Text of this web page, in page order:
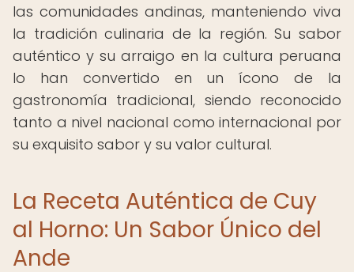
las comunidades andinas, manteniendo viva
la tradición culinaria de la región. Su sabor
auténtico y su arraigo en la cultura peruana
lo han convertido en un ícono de la
gastronomía tradicional, siendo reconocido
tanto a nivel nacional como internacional por
su exquisito sabor y su valor cultural.
La Receta Auténtica de Cuy
al Horno: Un Sabor Único del
Ande